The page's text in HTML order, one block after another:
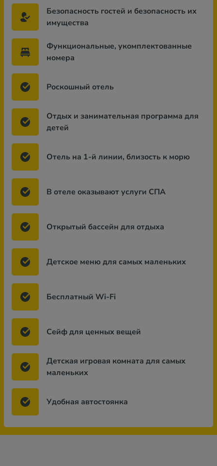
Безопасность гостей и безопасность их
имущества
Функциональные, укомплектованные
номера
Роскошный отель
Отдых и занимательная программа для
детей
Отель на 1-й линии, близость к морю
В отеле оказывают услуги СПА
Открытый бассейн для отдыха
Детское меню для самых маленьких
Бесплатный Wi-Fi
Сейф для ценных вещей
Детская игровая комната для самых
маленьких
Удобная автостоянка